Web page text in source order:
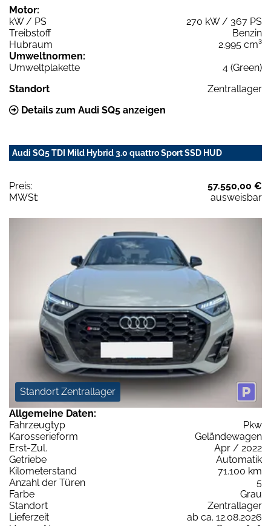
Motor:
kW / PS
270 kW / 367 PS
Treibstoff
Benzin
Hubraum
2.995 cm³
Umweltnormen:
Umweltplakette
4 (Green)
Standort
Zentrallager
Details zum Audi SQ5 anzeigen
Audi SQ5 TDI Mild Hybrid 3.0 quattro Sport SSD HUD
Preis:
57.550,00 €
MWSt:
ausweisbar
Standort Zentrallager
Allgemeine Daten:
Fahrzeugtyp
Pkw
Karosserieform
Geländewagen
Erst-Zul.
Apr / 2022
Getriebe
Automatik
Kilometerstand
71.100 km
Anzahl der Türen
5
Farbe
Grau
Standort
Zentrallager
Lieferzeit
ab ca. 12.08.2026